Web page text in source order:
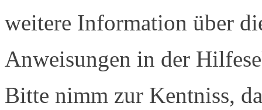
weitere Information über
Anweisungen in der
Bitte nimm zur Kentniss,